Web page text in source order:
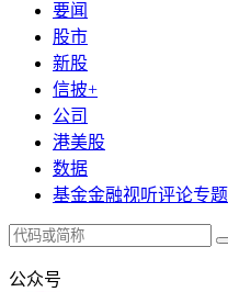
要闻
股市
新股
信披+
公司
港美股
数据
基金金融视听评论专题
公众号